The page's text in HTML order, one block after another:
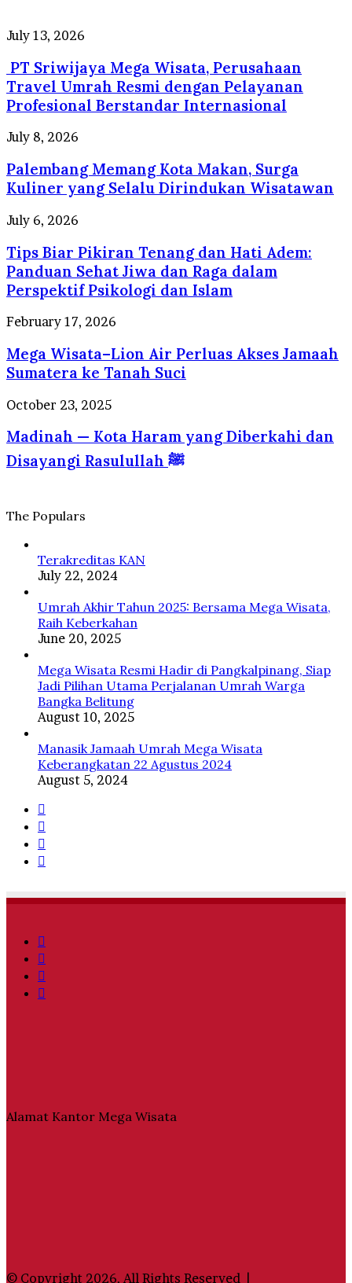
PT
Mega
Wisata,
Perusahaan
Travel
Umrah
Resmi
dengan
Pelayanan
Profesional
Internasional
July 13, 2026
PT Sriwijaya Mega Wisata, Perusahaan
Travel Umrah Resmi dengan Pelayanan
Profesional Berstandar Internasional
Palembang
Kota
Makan,
Surga
Kuliner
yang
Selalu
Dirindukan
Wisatawan
July 8, 2026
Palembang Memang Kota Makan, Surga
Kuliner yang Selalu Dirindukan Wisatawan
Tips
Pikiran
Tenang
dan
Hati
Adem:
Panduan
Sehat
Jiwa
dan
dalam
Psikologi
dan
Islam
July 6, 2026
Tips Biar Pikiran Tenang dan Hati Adem:
Panduan Sehat Jiwa dan Raga dalam
Perspektif Psikologi dan Islam
Mega
Lion
Air
Perluas
Akses
Sumatera
ke
Tanah
February 17, 2026
Mega Wisata–Lion Air Perluas Akses Jamaah
Sumatera ke Tanah Suci
Madinah
Kota
Haram
yang
Disayangi
October 23, 2025
Madinah — Kota Haram yang Diberkahi dan
Disayangi Rasulullah ﷺ
The Populars
Terakreditas KAN
July 22, 2024
Umrah Akhir Tahun 2025: Bersama Mega Wisata,
Raih Keberkahan
June 20, 2025
Mega Wisata Resmi Hadir di Pangkalpinang, Siap
Jadi Pilihan Utama Perjalanan Umrah Warga
Bangka Belitung
August 10, 2025
Manasik Jamaah Umrah Mega Wisata
Keberangkatan 22 Agustus 2024
August 5, 2024
Alamat Kantor Mega Wisata
© Copyright 2026, All Rights Reserved |